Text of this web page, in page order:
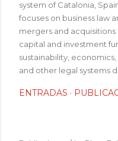
system of Catalonia,
focuses on business law
mergers and
capital and investment
sustainability,
and other legal systems
ENTRADAS